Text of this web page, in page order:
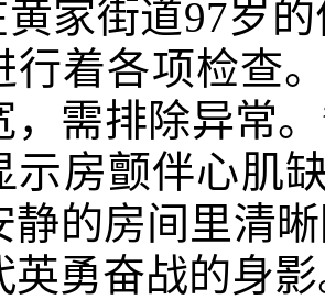
黄家街道97岁
行着各项检查
，需排除异常
示房颤伴心肌
静的房间里清
英勇奋战的身